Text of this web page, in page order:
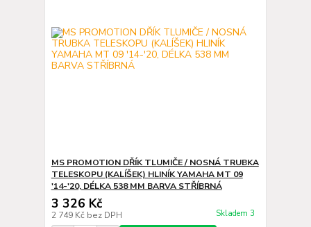
MS PROMOTION DŘÍK TLUMIČE / NOSNÁ TRUBKA
TELESKOPU (KALÍŠEK) HLINÍK YAMAHA MT 09
'14-'20, DÉLKA 538 MM BARVA STŘÍBRNÁ
3 326 Kč
2 749 Kč bez DPH Skladem 3